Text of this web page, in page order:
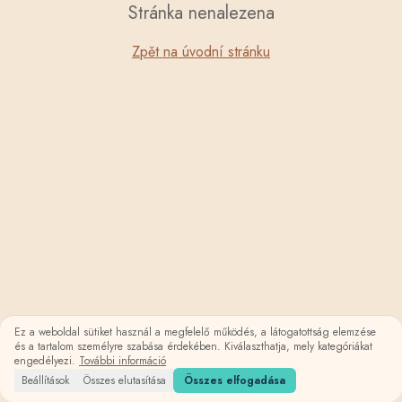
Ez a weboldal sütiket használ a megfelelő működés, a látogatottság elemzése
és a tartalom személyre szabása érdekében. Kiválaszthatja, mely kategóriákat
engedélyezi. További információ
Beállítások
Összes elutasítása Összes elfogadása
Stránka nenalezena
Zpět na úvodní stránku